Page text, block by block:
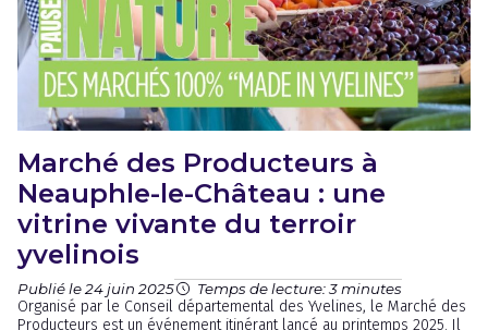
Marché des Producteurs à
Neauphle-le-Château : une
vitrine vivante du terroir
yvelinois
Publié le 24 juin 2025 Temps de lecture: 3 minutes
Organisé par le Conseil départemental des Yvelines, le Marché des
Producteurs est un événement itinérant lancé au printemps 2025. Il